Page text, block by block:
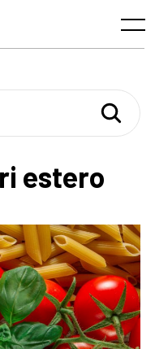
Menu
estero